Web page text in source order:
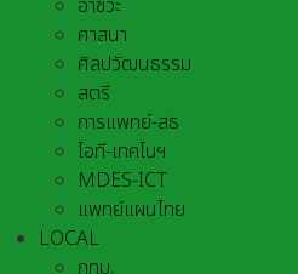
อาชีวะ
ศาสนา
ศิลปวัฒนธรรม
สตรี
การแพทย์-สธ
ไอที-เทคโนฯ
MDES-ICT
แพทย์แผนไทย
LOCAL
กทม.